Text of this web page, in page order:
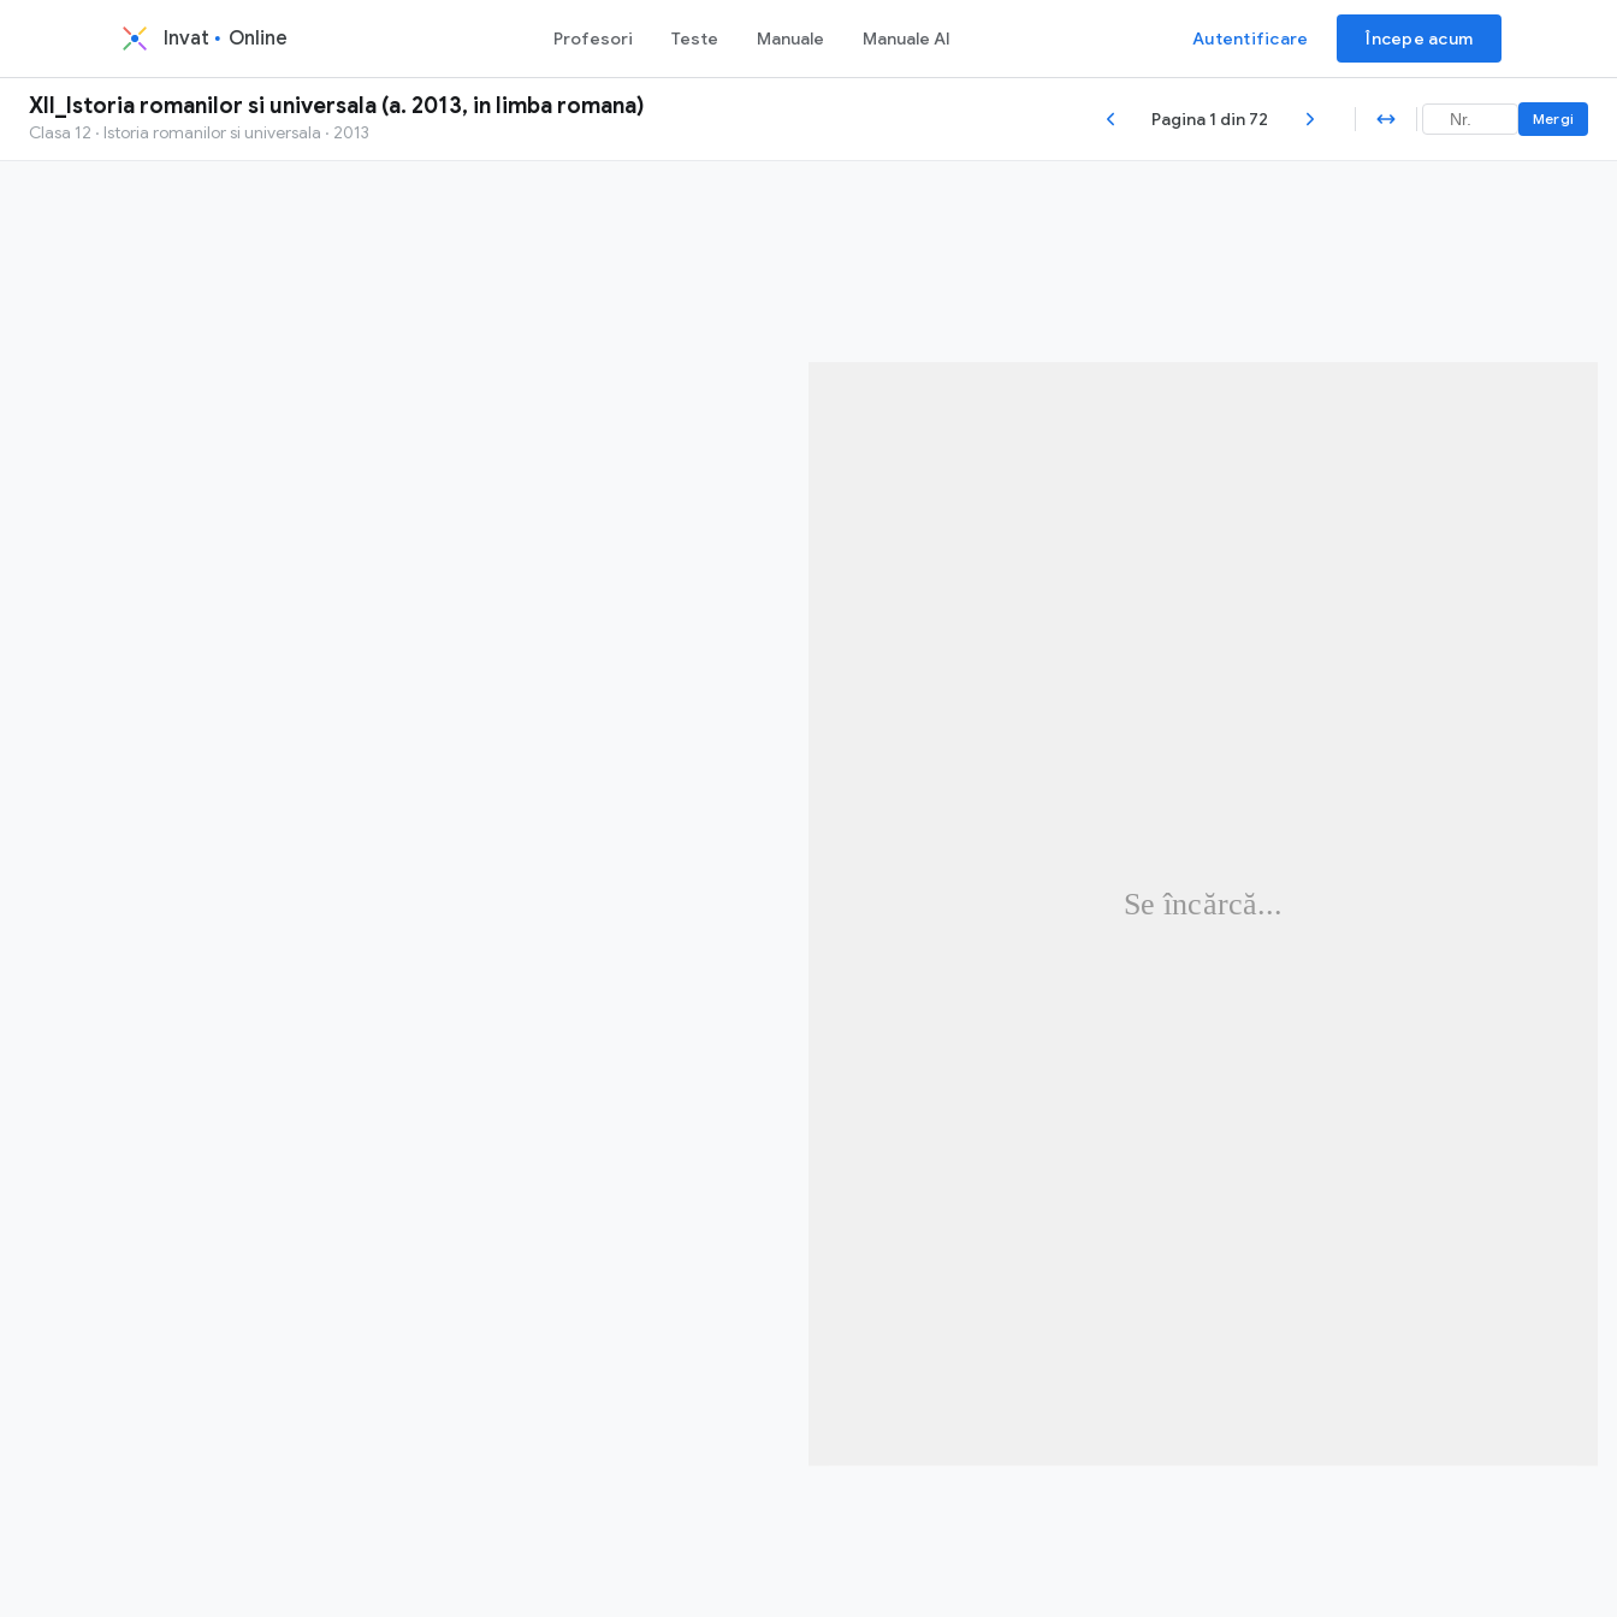
Invat Online Profesori Teste Manuale Manuale AI Autentificare Începe acum
XII_Istoria romanilor si universala (a. 2013, in limba romana)
Clasa 12 · Istoria romanilor si universala · 2013
Pagina 1 din 72 Mergi